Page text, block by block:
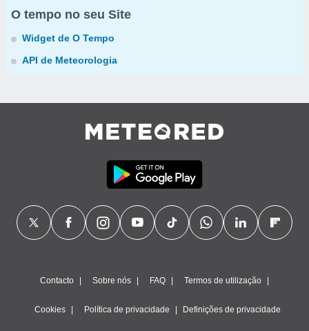
O tempo no seu Site
Widget de O Tempo
API de Meteorologia
Contacto Sobre nós FAQ Termos de utilização
Cookies Política de privacidade Definições de privacidade